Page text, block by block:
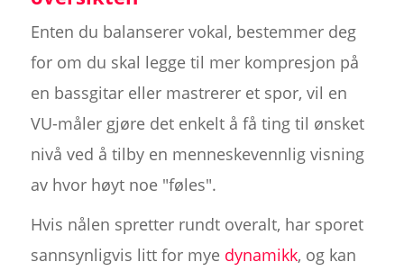
Enten du balanserer vokal, bestemmer deg
for om du skal legge til mer kompresjon på
en bassgitar eller mastrerer et spor, vil en
VU-måler gjøre det enkelt å få ting til ønsket
nivå ved å tilby en menneskevennlig visning
av hvor høyt noe "føles".
Hvis nålen spretter rundt overalt, har sporet
sannsynligvis litt for mye dynamikk, og kan